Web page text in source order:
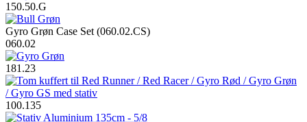
150.50.G
Gyro Grøn Case Set (060.02.CS)
060.02
181.23
100.135